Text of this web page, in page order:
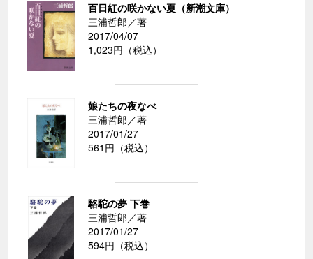
百日紅の咲かない夏（新潮文庫）
三浦哲郎／著
2017/04/07
1,023円（税込）
娘たちの夜なべ
三浦哲郎／著
2017/01/27
561円（税込）
駱駝の夢 下巻
三浦哲郎／著
2017/01/27
594円（税込）